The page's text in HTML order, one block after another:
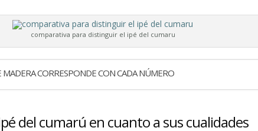
comparativa para distinguir el ipé del cumaru
MADERA CORRESPONDE CON CADA NÚMERO
del cumarú en cuanto a sus cualidades